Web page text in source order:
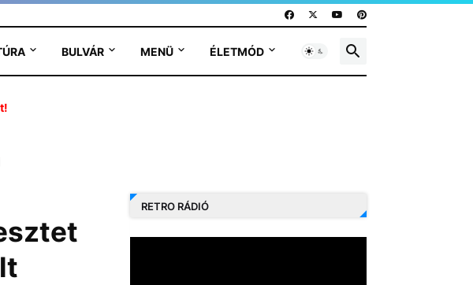
BULVÁR MENÜ ÉLETMÓD
RETRO RÁDIÓ